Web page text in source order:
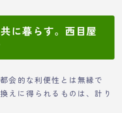
に暮らす。西目屋
会的な利便性とは無縁で
えに得られるものは、計り